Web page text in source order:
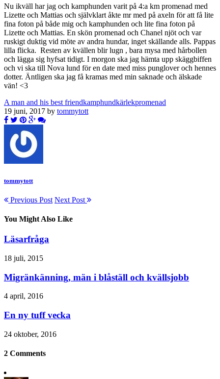
Nu ikväll har jag och kamphunden varit på 4:a km promenad med
Lizette och Mattias och självklart åkte mr med på axeln för att få lite
fina foton på både mig och kamphunden och lite fina foton på
Lizette och Mattias. En skön promenad och Chanel njöt och var
ruskigt duktig vid möte av andra hundar, inget skällande alls. Pappas
lilla flicka. Resten av kvällen blir lugn , bara mysa med hårbollen
och lägga sig hyfsat tidigt. I morgon ska jag hämta upp skäggbiffen
och vi ska till Nova lund för en date med miss punglover och hennes
dotter. Äntligen ska jag få kramas med min saknade och älskade
vän! <3
A man and his best friendkamphundkärlekpromenad
19 juni, 2017 by tommytott
tommytott
Previous Post Next Post
You Might Also Like
Läsarfråga
18 juli, 2015
Migränkänning, män i blåställ och kvällsjobb
4 april, 2016
En ny tuff vecka
24 oktober, 2016
2 Comments